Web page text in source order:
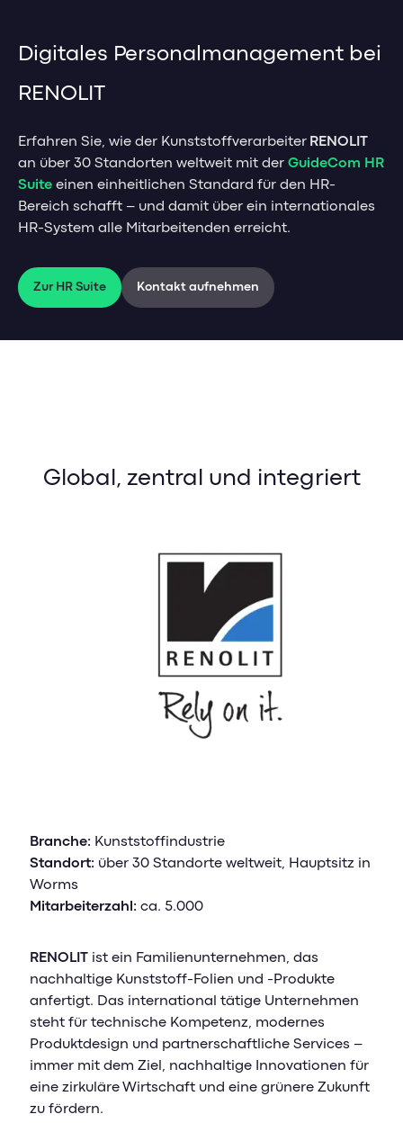
Referenzen & Erfolgsstorys
Weiterbildungsmanagement
Referenzen & Erfolgsstorys
HR-Blog & Whitepaper
Webinare & Events
Banking-Impulse
Banking Blog
Banking-Glossar
Karriere
Aktuelle Jobs
Mitarbeiterstorys
Digitales Personalmanagement bei
RENOLIT
Erfahren Sie, wie der Kunststoffverarbeiter RENOLIT
an über 30 Standorten weltweit mit der GuideCom HR
Suite einen einheitlichen Standard für den HR-
Bereich schafft – und damit über ein internationales
HR-System alle Mitarbeitenden erreicht.
Zur HR Suite Kontakt aufnehmen
Global, zentral und integriert
Branche: Kunststoffindustrie
Standort: über 30 Standorte weltweit, Hauptsitz in
Worms
Mitarbeiterzahl: ca. 5.000
RENOLIT ist ein Familienunternehmen, das
nachhaltige Kunststoff-Folien und -Produkte
anfertigt. Das international tätige Unternehmen
steht für technische Kompetenz, modernes
Produktdesign und partnerschaftliche Services –
immer mit dem Ziel, nachhaltige Innovationen für
eine zirkuläre Wirtschaft und eine grünere Zukunft
zu fördern.